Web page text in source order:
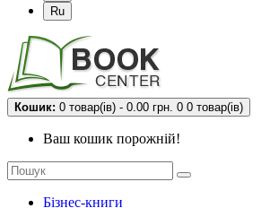
Ru
Кошик: 0 товар(ів) - 0.00 грн. 0 0 товар(ів)
Ваш кошик порожній!
Бізнес-книги